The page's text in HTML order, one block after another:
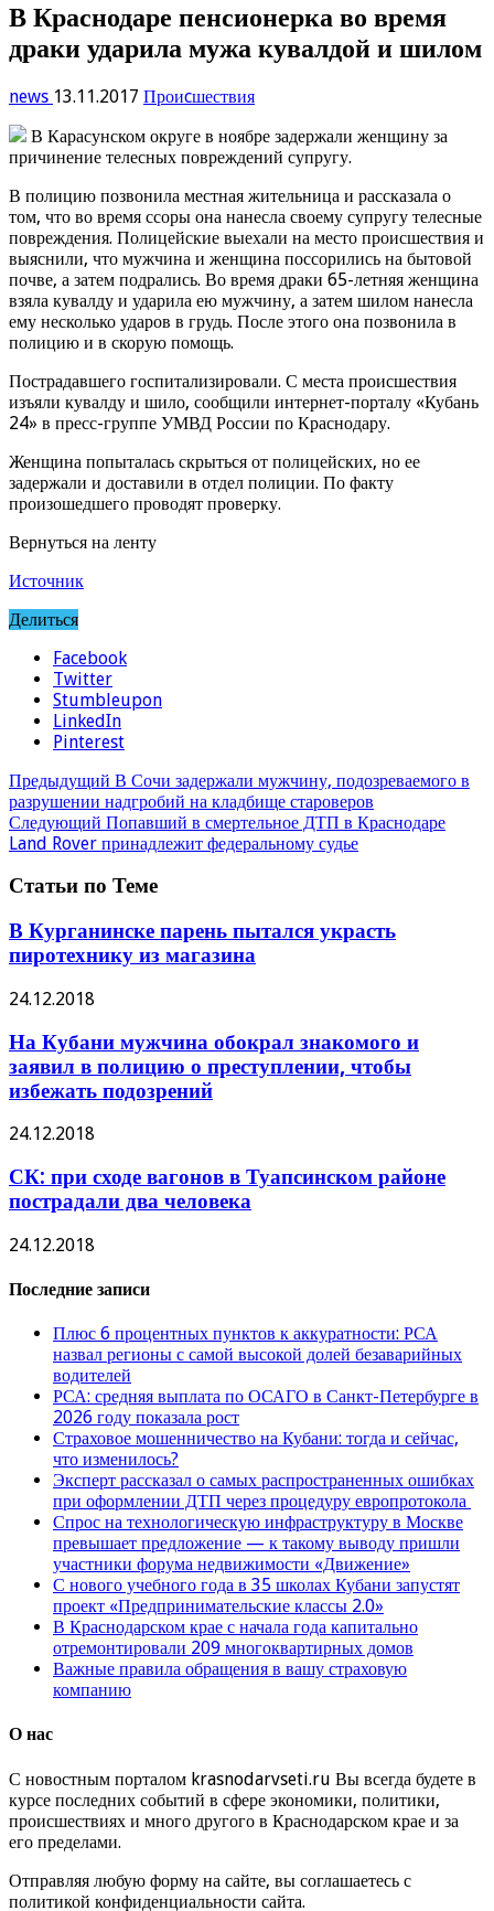
В Краснодаре пенсионерка во время
драки ударила мужа кувалдой и шилом
news 13.11.2017 Проиcшествия
В Карасунском округе в ноябре задержали женщину за
причинение телесных повреждений супругу.
В полицию позвонила местная жительница и рассказала о
том, что во время ссоры она нанесла своему супругу телесные
повреждения. Полицейские выехали на место происшествия и
выяснили, что мужчина и женщина поссорились на бытовой
почве, а затем подрались. Во время драки 65-летняя женщина
взяла кувалду и ударила ею мужчину, а затем шилом нанесла
ему несколько ударов в грудь. После этого она позвонила в
полицию и в скорую помощь.
Пострадавшего госпитализировали. С места происшествия
изъяли кувалду и шило, сообщили интернет-порталу «Кубань
24» в пресс-группе УМВД России по Краснодару.
Женщина попыталась скрыться от полицейских, но ее
задержали и доставили в отдел полиции. По факту
произошедшего проводят проверку.
Вернуться на ленту
Источник
Делиться
Facebook
Twitter
Stumbleupon
LinkedIn
Pinterest
Предыдущий В Сочи задержали мужчину, подозреваемого в
разрушении надгробий на кладбище староверов
Следующий Попавший в смертельное ДТП в Краснодаре
Land Rover принадлежит федеральному судье
Статьи по Теме
В Курганинске парень пытался украсть
пиротехнику из магазина
24.12.2018
На Кубани мужчина обокрал знакомого и
заявил в полицию о преступлении, чтобы
избежать подозрений
24.12.2018
СК: при сходе вагонов в Туапсинском районе
пострадали два человека
24.12.2018
Последние записи
Плюс 6 процентных пунктов к аккуратности: РСА
назвал регионы с самой высокой долей безаварийных
водителей
РСА: средняя выплата по ОСАГО в Санкт-Петербурге в
2026 году показала рост
Страховое мошенничество на Кубани: тогда и сейчас,
что изменилось?
Эксперт рассказал о самых распространенных ошибках
при оформлении ДТП через процедуру европротокола
Спрос на технологическую инфраструктуру в Москве
превышает предложение — к такому выводу пришли
участники форума недвижимости «Движение»
С нового учебного года в 35 школах Кубани запустят
проект «Предпринимательские классы 2.0»
В Краснодарском крае с начала года капитально
отремонтировали 209 многоквартирных домов
Важные правила обращения в вашу страховую
компанию
О нас
С новостным порталом krasnodarvseti.ru Вы всегда будете в
курсе последних событий в сфере экономики, политики,
происшествиях и много другого в Краснодарском крае и за
его пределами.
Отправляя любую форму на сайте, вы соглашаетесь с
политикой конфиденциальности сайта.